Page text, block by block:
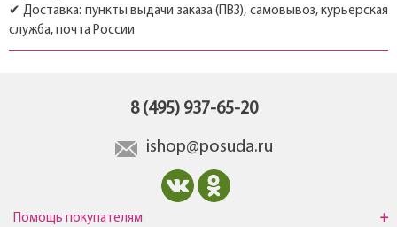
✔ Доставка: пункты выдачи заказа (ПВЗ), самовывоз, курьерская
служба, почта России
8 (495) 937-65-20
ishop@posuda.ru
Помощь покупателям